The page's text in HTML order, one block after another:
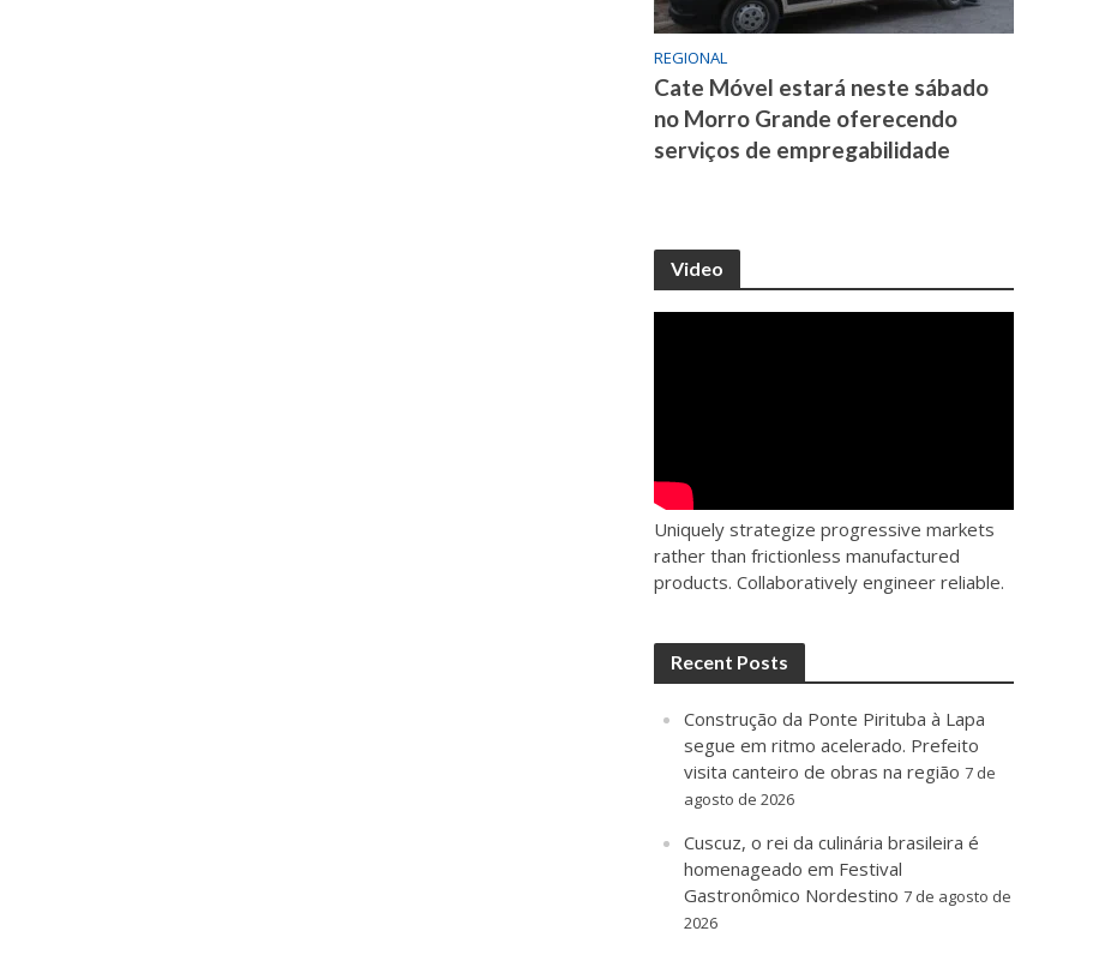
REGIONAL
Cate Móvel estará neste sábado
no Morro Grande oferecendo
serviços de empregabilidade
Video
Uniquely strategize progressive markets
rather than frictionless manufactured
products. Collaboratively engineer reliable.
Recent Posts
Construção da Ponte Pirituba à Lapa
segue em ritmo acelerado. Prefeito
visita canteiro de obras na região 7 de
agosto de 2026
Cuscuz, o rei da culinária brasileira é
homenageado em Festival
Gastronômico Nordestino 7 de agosto de
2026